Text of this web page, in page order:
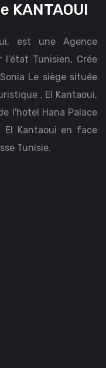
KANTAOUI
est une Agence
Tunisien, Crée
Le siège située
, El Kantaoui,
l'hotel Hana Palace
El Kantaoui en face
Tunisie.